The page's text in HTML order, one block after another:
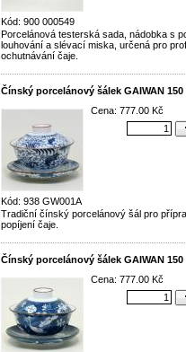
Kód: 900 000549
Porcelánová testerská sada, nádobka s
louhování a slévací miska, určená pro
ochutnávání čaje.
Čínský porcelánový šálek GAIWAN 150
Kód: 938 GW001A
Cena: 777.00 Kč
Tradiční čínský porcelánový šál pro
popíjení čaje.
Čínský porcelánový šálek GAIWAN 150
Cena: 777.00 Kč